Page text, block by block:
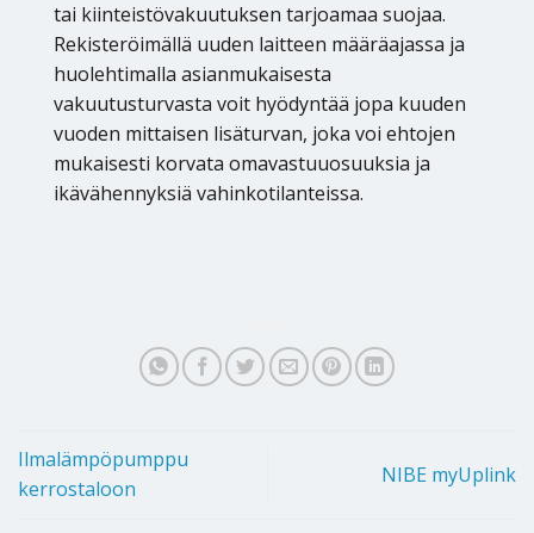
tai kiinteistövakuutuksen tarjoamaa suojaa.
Rekisteröimällä uuden laitteen määräajassa ja
huolehtimalla asianmukaisesta
vakuutusturvasta voit hyödyntää jopa kuuden
vuoden mittaisen lisäturvan, joka voi ehtojen
mukaisesti korvata omavastuuosuuksia ja
ikävähennyksiä vahinkotilanteissa.
Ilmalämpöpumppu
kerrostaloon
NIBE myUplink